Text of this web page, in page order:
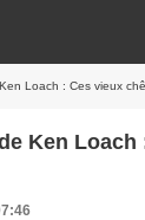
Loach : Ces vieux
Ken Loach